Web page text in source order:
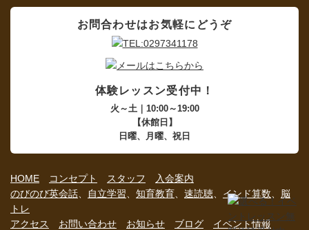
お問合わせはお気軽にどうぞ
体験レッスン受付中！
火～土｜10:00～19:00
【休館日】
日曜、月曜、祝日
HOME コンセプト スタッフ
入会案内
のびのび英会話
自立学習 知育教育 速読聴 インド算数
脳
トレ
アクセス
お問い合わせ お知らせ ブログ イベント情報